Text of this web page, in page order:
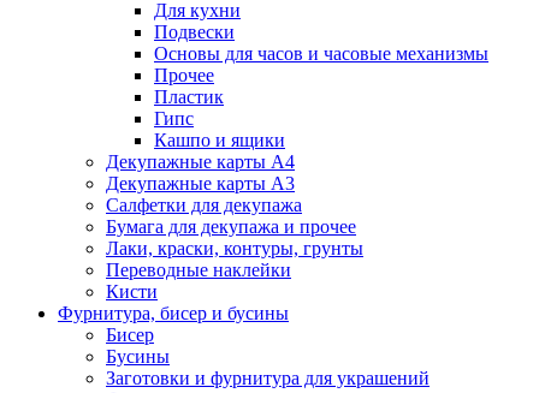
Для кухни
Подвески
Основы для часов и часовые механизмы
Прочее
Пластик
Гипс
Кашпо и ящики
Декупажные карты А4
Декупажные карты А3
Салфетки для декупажа
Бумага для декупажа и прочее
Лаки, краски, контуры, грунты
Переводные наклейки
Кисти
Фурнитура, бисер и бусины
Бисер
Бусины
Заготовки и фурнитура для украшений